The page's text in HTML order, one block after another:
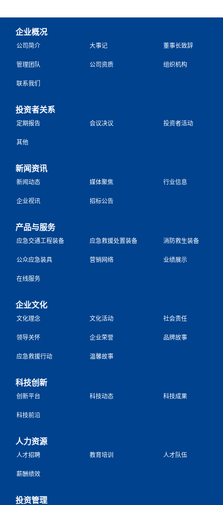
企业概况
公司简介 大事记 董事长致辞
管理团队 公司资质 组织机构
联系我们
投资者关系
定期报告 会议决议 投资者活动
其他
新闻资讯
新闻动态 媒体聚焦 行业信息
企业视讯 招标公告
产品与服务
应急交通工程装备 应急救援处置装备 消防救生装备
公众应急装具 营销网络 业绩展示
在线服务
企业文化
文化理念 文化活动 社会责任
领导关怀 企业荣誉 品牌故事
应急救援行动 温馨故事
科技创新
创新平台 科技动态 科技成果
科技前沿
人力资源
人才招聘 教育培训 人才队伍
薪酬绩效
投资管理